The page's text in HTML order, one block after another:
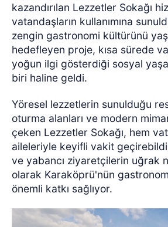
kazandırılan Lezzetler Sokağı
vatandaşların kullanımına
zengin gastronomi kültürünü
hedefleyen proje, kısa sürede
yoğun ilgi gösterdiği sosyal
biri haline geldi.
Yöresel lezzetlerin sunulduğu
oturma alanları ve modern
çeken Lezzetler Sokağı, hem
aileleriyle keyifli vakit
ve yabancı ziyaretçilerin uğrak
olarak Karaköprü'nün
önemli katkı sağlıyor.